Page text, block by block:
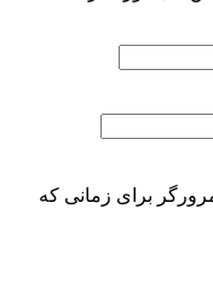
برای زمانی که